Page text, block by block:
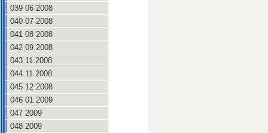
039 06 2008
040 07 2008
041 08 2008
042 09 2008
043 11 2008
044 11 2008
045 12 2008
046 01 2009
047 2009
048 2009